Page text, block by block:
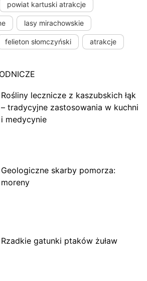
powiat kartuski atrakcje
lasy mirachowskie
felieton słomczyński atrakcje
Rośliny lecznicze z kaszubskich łąk
– tradycyjne zastosowania w kuchni
i medycynie
Geologiczne skarby pomorza:
moreny
Rzadkie gatunki ptaków żuław